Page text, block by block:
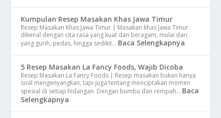
Kumpulan Resep Masakan Khas Jawa Timur
Resep Masakan Khas Jawa Timur | Masakan khas Jawa Timur
dikenal dengan cita rasa yang kuat dan beragam, mulai dari
yang gurih, pedas, hingga sedikit… Baca Selengkapnya
5 Resep Masakan La Fancy Foods, Wajib Dicoba
Resep Masakan La Fancy Foods | Resep masakan bukan hanya
soal mengenyangkan, tapi juga tentang menciptakan momen
spesial di setiap hidangan. Dengan bumbu dan rempah… Baca
Selengkapnya